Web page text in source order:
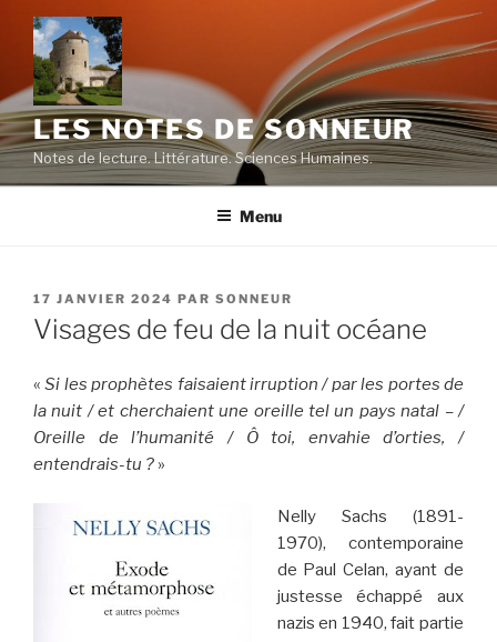
contenu
principal
LES NOTES DE SONNEUR
Notes de lecture. Littérature. Sciences Humaines.
Menu
PUBLIÉ
LE
17 JANVIER 2024 PAR SONNEUR
Visages de feu de la nuit océane
«Si les prophètes faisaient irruption / par les portes de
la nuit / et cherchaient une oreille tel un pays natal – /
Oreille de l’humanité / Ô toi, envahie d’orties, /
entendrais-tu ? »
Nelly Sachs (1891-
1970), contemporaine
de Paul Celan, ayant de
justesse échappé aux
nazis en 1940, fait partie